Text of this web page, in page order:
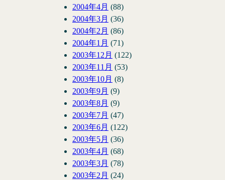
2004年4月 (88)
2004年3月 (36)
2004年2月 (86)
2004年1月 (71)
2003年12月 (122)
2003年11月 (53)
2003年10月 (8)
2003年9月 (9)
2003年8月 (9)
2003年7月 (47)
2003年6月 (122)
2003年5月 (36)
2003年4月 (68)
2003年3月 (78)
2003年2月 (24)